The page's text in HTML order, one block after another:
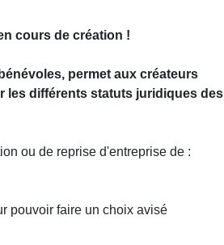
cours de création !
permet aux créateurs
différents statuts juridiques des
ou de reprise d'entreprise de :
pouvoir faire un choix avisé